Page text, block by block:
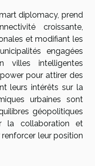
diplomacy, prend
croissante,
et modifiant les
engagées
villes intelligentes
pour attirer des
leurs intérêts sur la
urbaines sont
géopolitiques
la collaboration et
leur position